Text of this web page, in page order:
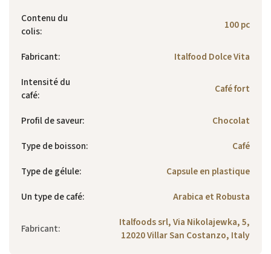
Contenu du
colis: 100 pc
Fabricant:
Italfood Dolce Vita
Intensité du
café: Café fort
Profil de saveur:
Chocolat
Type de boisson:
Café
Type de gélule:
Capsule en plastique
Un type de café: Arabica et Robusta
Fabricant:
Italfoods srl, Via Nikolajewka, 5,
12020 Villar San Costanzo, Italy